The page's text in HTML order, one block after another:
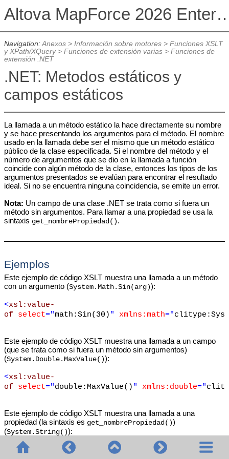
Altova MapForce 2026
Navigation:Anexos> Información sobre motores> Funciones XSLT
y XPath/XQuery> Funciones de extensión varias> Funciones de
extensión .NET
.NET: Metodos estáticos y
campos estáticos
La llamada a un método estático la hace directamente su nombre
y se hace presentando los argumentos para el método. El nombre
usado en la llamada debe ser el mismo que un método estático
público de la clase especificada. Si el nombre del método y el
número de argumentos que se dio en la llamada a función
coincide con algún método de la clase, entonces los tipos de los
argumentos presentados se evalúan para encontrar el resultado
ideal. Si no se encuentra ninguna coincidencia, se emite un error.
Nota: Un campo de una clase .NET se trata como si fuera un
método sin argumentos. Para llamar a una propiedad se usa la
sintaxis get_nombrePropiedad() .
Ejemplos
Este ejemplo de código XSLT muestra una llamada a un método
con un argumento (System.Math.Sin(arg)):
<xsl:value-
of select="math:Sin(30) " xmlns:math="
Este ejemplo de código XSLT muestra una llamada a un campo
(que se trata como si fuera un método sin argumentos)
(System.Double.MaxValue()):
<xsl:value-
of select="double:MaxValue() " xmlns:double="
Este ejemplo de código XSLT muestra una llamada a una
propiedad (la sintaxis es get_nombrePropiedad())
(System.String()):
xsl:value-ofselect
string:get_Length('my